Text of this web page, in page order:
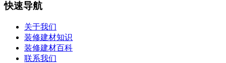
快速导航
关于我们
装修建材知识
装修建材百科
联系我们